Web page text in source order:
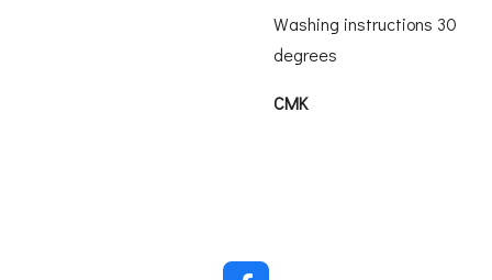
Washing instructions 30
degrees
CMK